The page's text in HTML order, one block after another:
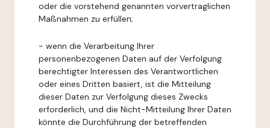
oder die vorstehend genannten vorvertraglichen
Maßnahmen zu erfüllen;
- wenn die Verarbeitung Ihrer
personenbezogenen Daten auf der Verfolgung
berechtigter Interessen des Verantwortlichen
oder eines Dritten basiert, ist die Mitteilung
dieser Daten zur Verfolgung dieses Zwecks
erforderlich, und die Nicht-Mitteilung Ihrer Daten
könnte die Durchführung der betreffenden